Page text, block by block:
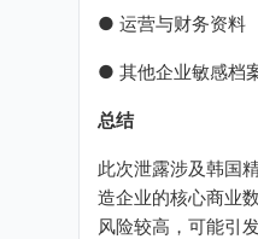
● 运营与财务资料
● 其他企业敏感档
总结
此次泄露涉及韩国
造企业的核心商业
风险较高，可能引